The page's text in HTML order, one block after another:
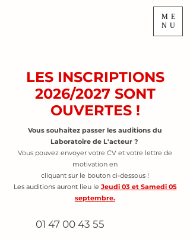
ME
NU
LES INSCRIPTIONS
2026/2027 SONT
OUVERTES !
Vous souhaitez passer les auditions du
Laboratoire de L'acteur ?
Vous pouvez envoyer votre CV et votre lettre de
motivation en
cliquant sur le bouton ci-dessous !
Les auditions auront lieu le Jeudi 03 et Samedi 05
septembre.
01 47 00 43 55